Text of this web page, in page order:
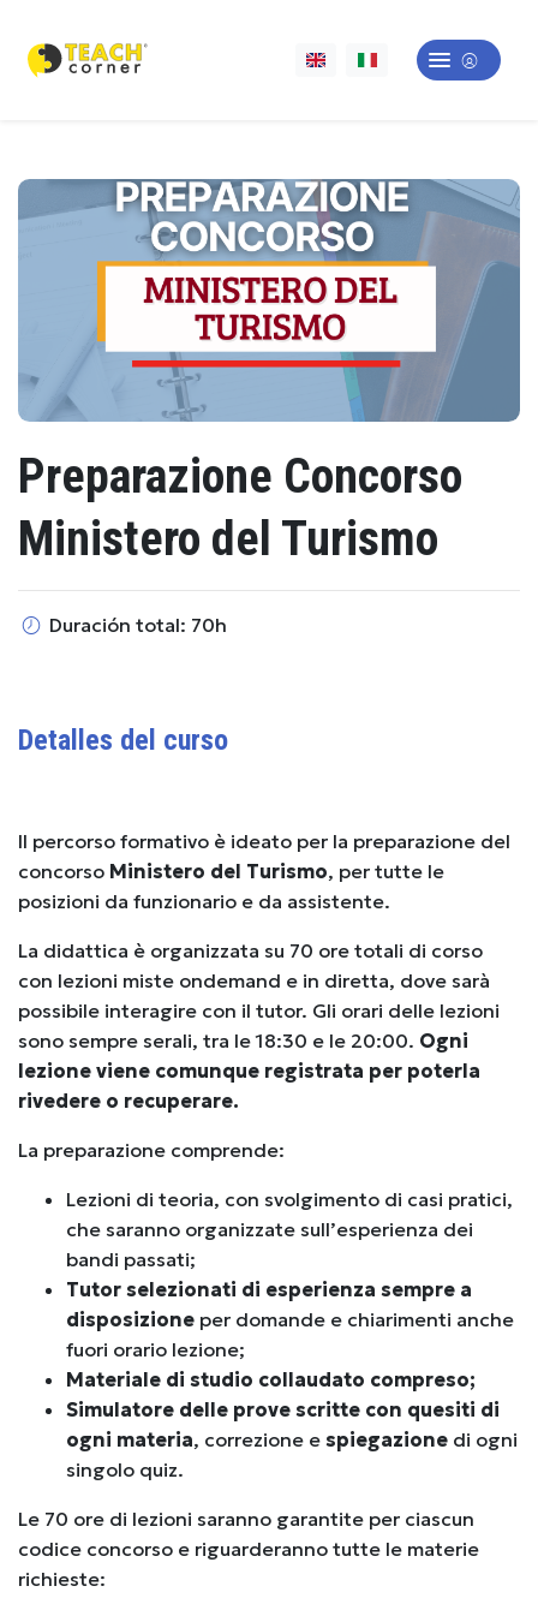
Preparazione Concorso
Ministero del Turismo
Duración total: 70h
Detalles del curso
Il percorso formativo è ideato per la preparazione del
concorso Ministero del Turismo, per tutte le
posizioni da funzionario e da assistente.
La didattica è organizzata su 70 ore totali di corso
con lezioni miste ondemand e in diretta, dove sarà
possibile interagire con il tutor. Gli orari delle lezioni
sono sempre serali, tra le 18:30 e le 20:00. Ogni
lezione viene comunque registrata per poterla
rivedere o recuperare.
La preparazione comprende:
Lezioni di teoria, con svolgimento di casi pratici,
che saranno organizzate sull’esperienza dei
bandi passati;
Tutor selezionati di esperienza sempre a
disposizione per domande e chiarimenti anche
fuori orario lezione;
Materiale di studio collaudato compreso;
Simulatore delle prove scritte con quesiti di
ogni materia, correzione e spiegazione di ogni
singolo quiz.
Le 70 ore di lezioni saranno garantite per ciascun
codice concorso e riguarderanno tutte le materie
richieste: